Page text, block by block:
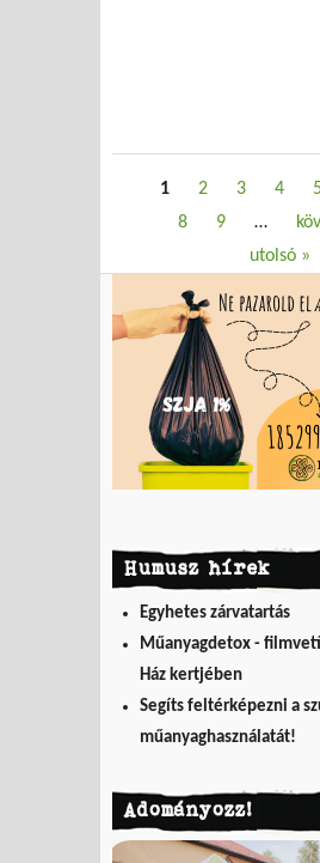
Oldalak
1 2 3 4
8
9 …
utolsó »
Humusz hírek
Egyhetes zárvatartás
Műanyagdetox -
Ház kertjében
Segíts feltérképezni a
műanyaghasználatát!
Adományozz!